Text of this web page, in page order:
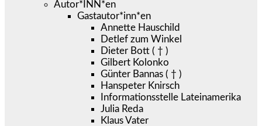
Autor*INN*en
Gastautor*inn*en
Annette Hauschild
Detlef zum Winkel
Dieter Bott ( † )
Gilbert Kolonko
Günter Bannas ( † )
Hanspeter Knirsch
Informationsstelle Lateinamerika
Julia Reda
Klaus Vater